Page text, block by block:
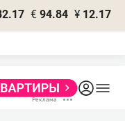
€ 94.84 ¥ 12.17